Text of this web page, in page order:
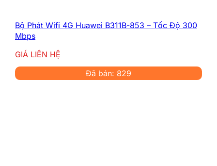
Bộ Phát Wifi 4G Huawei B311B-853 – Tốc Độ 300
Mbps
GIÁ LIÊN HỆ
Đã bán: 829